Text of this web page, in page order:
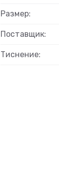
Размер:
Поставщик:
Тиснение: